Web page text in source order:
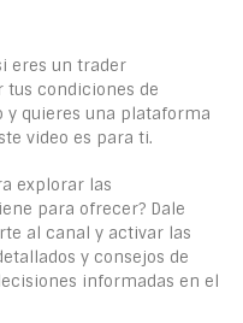
eres un trader
condiciones de
y quieres una plataforma
video es para ti.
explorar las
para ofrecer? Dale
al canal y activar las
y consejos de
informadas en el